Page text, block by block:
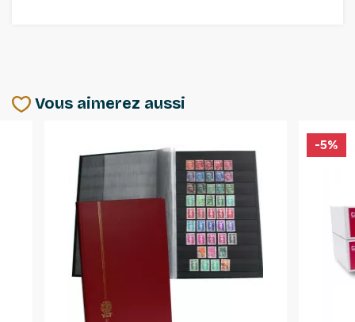
Vous aimerez aussi
-5%